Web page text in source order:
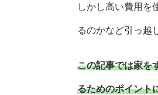
しかし高い費用を
るのかなど引っ越
この記事では家を
るためのポイント